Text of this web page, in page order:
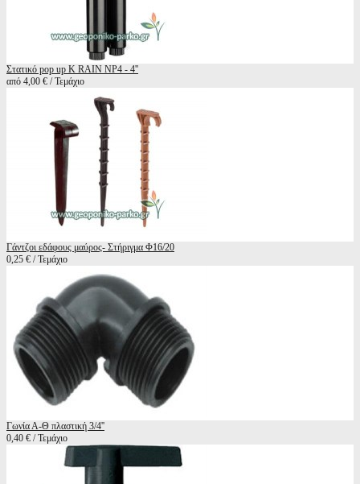
Στατικό pop up K RAIN NP4 - 4''
από 4,00 € / Τεμάχιο
Γάντζοι εδάφους μαύρος- Στήριγμα Φ16/20
0,25 € / Τεμάχιο
Γωνία Α-Θ πλαστική 3/4''
0,40 € / Τεμάχιο